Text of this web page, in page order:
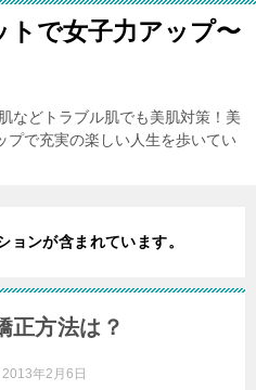
トで女子力アップ〜
などトラブル肌でも美肌対策！美
プで充実の楽しい人生を歩いてい
ョンが含まれています。
正方法は？
2013年2月6日